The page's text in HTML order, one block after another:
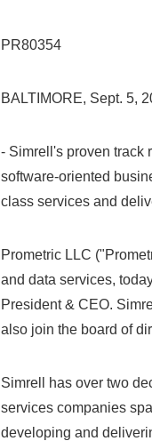
PR80354
BALTIMORE, Sept. 5,
- Simrell's proven track
software-oriented
class services and
Prometric LLC
and data services,
President & CEO.
also join the board of
Simrell has over two
services companies
developing and